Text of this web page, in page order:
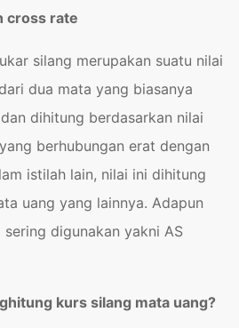
cross rate
silang merupakan suatu nilai
dua mata yang biasanya
dihitung berdasarkan nilai
berhubungan erat dengan
istilah lain, nilai ini dihitung
uang yang lainnya. Adapun
digunakan yakni AS
kurs silang mata uang?